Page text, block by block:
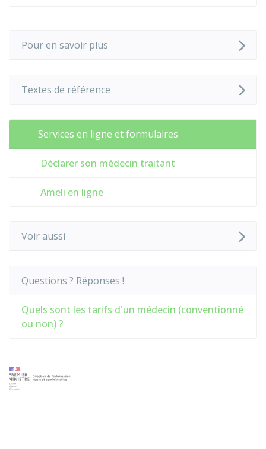
Pour en savoir plus
Textes de référence
Services en ligne et formulaires
Déclarer son médecin traitant
Ameli en ligne
Voir aussi
Questions ? Réponses !
Quels sont les tarifs d'un médecin (conventionné
ou non) ?